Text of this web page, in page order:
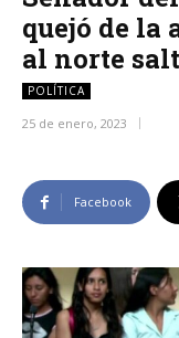
quejó de la
al norte
POLÍTICA
25 de enero, 2023
Facebook